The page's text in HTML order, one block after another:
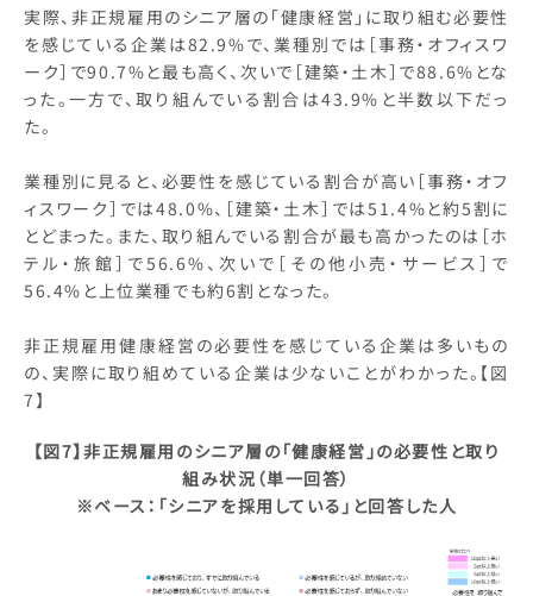
実際、非正規雇用のシニア層の「健康経営」に取り組む必要性
を感じている企業は82.9%で、業種別では［事務・オフィスワ
ーク］で90.7%と最も高く、次いで［建築・土木］で88.6%とな
った。一方で、取り組んでいる割合は43.9%と半数以下だっ
た。
業種別に見ると、必要性を感じている割合が高い［事務・オフ
ィスワーク］では48.0%、［建築・土木］では51.4%と約5割に
とどまった。また、取り組んでいる割合が最も高かったのは［ホ
テル・旅館］で56.6%、次いで［その他小売・サービス］で
56.4%と上位業種でも約6割となった。
非正規雇用健康経営の必要性を感じている企業は多いもの
の、実際に取り組めている企業は少ないことがわかった。【図
7】
【図7】非正規雇用のシニア層の「健康経営」の必要性と取り
組み状況（単一回答）
※ベース：「シニアを採用している」と回答した人